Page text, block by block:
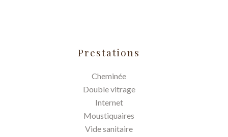
Prestations
Cheminée
Double vitrage
Internet
Moustiquaires
Vide sanitaire